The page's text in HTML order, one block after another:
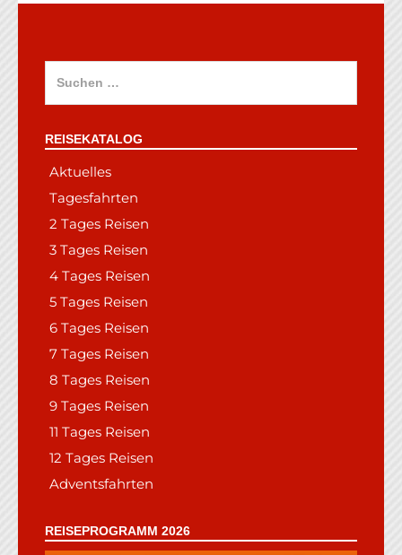
REISEKATALOG
Aktuelles
Tagesfahrten
2 Tages Reisen
3 Tages Reisen
4 Tages Reisen
5 Tages Reisen
6 Tages Reisen
7 Tages Reisen
8 Tages Reisen
9 Tages Reisen
11 Tages Reisen
12 Tages Reisen
Adventsfahrten
REISEPROGRAMM 2026